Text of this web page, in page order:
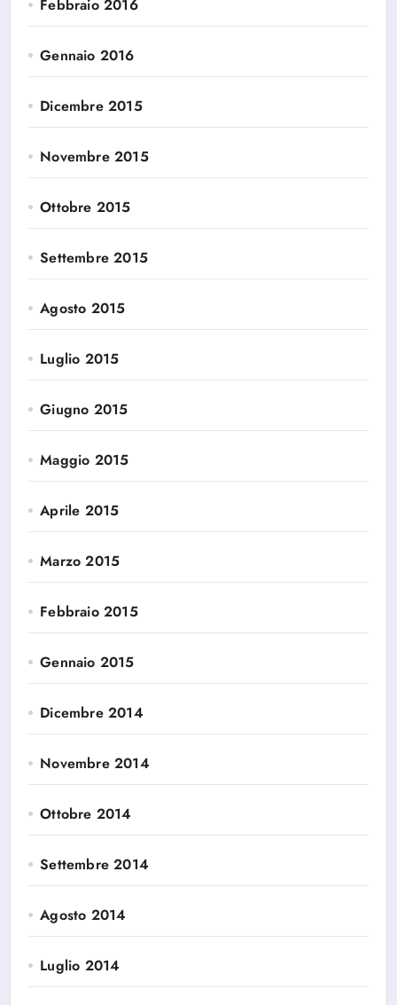
Febbraio 2016
Gennaio 2016
Dicembre 2015
Novembre 2015
Ottobre 2015
Settembre 2015
Agosto 2015
Luglio 2015
Giugno 2015
Maggio 2015
Aprile 2015
Marzo 2015
Febbraio 2015
Gennaio 2015
Dicembre 2014
Novembre 2014
Ottobre 2014
Settembre 2014
Agosto 2014
Luglio 2014